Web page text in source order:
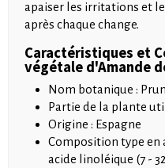
apaiser les irritations et
après chaque change.
Caractéristiques et
végétale d'Amande
Nom botanique :
Partie de la plante
Origine : Espagne
Composition type en
acide linoléique (7 -